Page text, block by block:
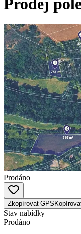
Prodej
Prodáno
Zkopírovat GPS
Stav nabídky
Prodáno